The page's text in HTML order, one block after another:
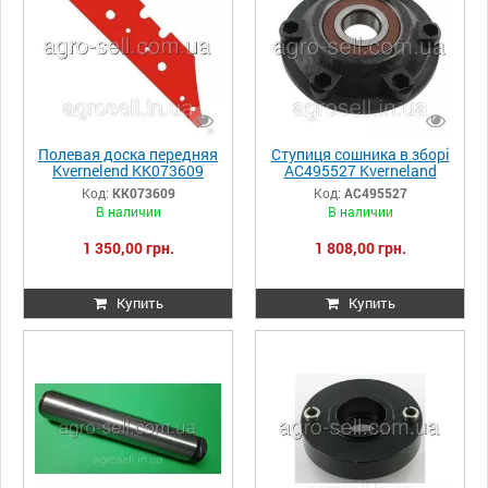
Полевая доска передняя
Kvernelend KK073609
Код: KK073609
В наличии
1 350,00 грн.
Купить
Ступиця сошника в зборі
AC495527 Kverneland
Код: AC495527
В наличии
1 808,00 грн.
Купить